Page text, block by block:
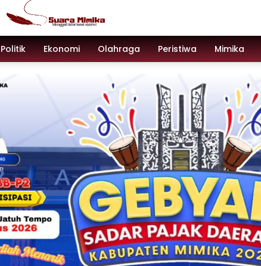
Politik Ekonomi Olahraga Peristiwa Mimika